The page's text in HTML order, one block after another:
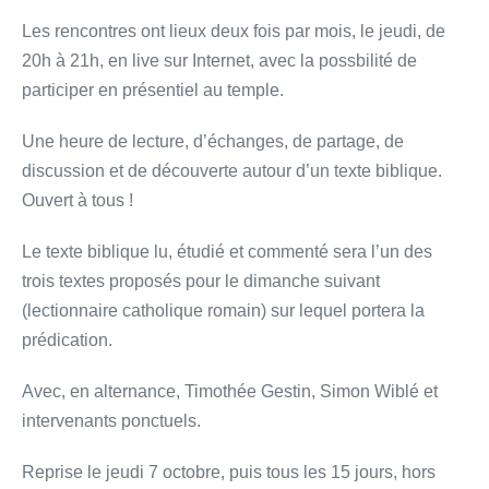
Les rencontres ont lieux deux fois par mois, le jeudi, de
20h à 21h, en live sur Internet, avec la possbilité de
participer en présentiel au temple.
Une heure de lecture, d’échanges, de partage, de
discussion et de découverte autour d’un texte biblique.
Ouvert à tous !
Le texte biblique lu, étudié et commenté sera l’un des
trois textes proposés pour le dimanche suivant
(lectionnaire catholique romain) sur lequel portera la
prédication.
Avec, en alternance, Timothée Gestin, Simon Wiblé et
intervenants ponctuels.
Reprise le jeudi 7 octobre, puis tous les 15 jours, hors